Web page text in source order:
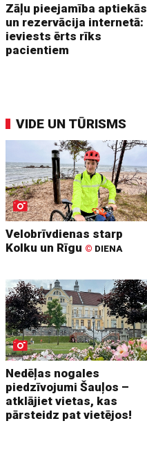
Zāļu pieejamība aptiekās
un rezervācija internetā:
ieviests ērts rīks
pacientiem
VIDE UN TŪRISMS
Velobrīvdienas starp
Kolku un Rīgu © DIENA
Nedēļas nogales
piedzīvojumi Šauļos –
atklājiet vietas, kas
pārsteidz pat vietējos!